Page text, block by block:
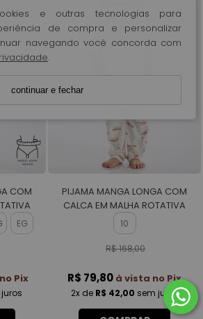
e outras tecnologias para
de compra e personalizar
navegando você concorda com
.
continuar e fechar
COM
EG
Pix
PIJAMA MANGA LONGA COM
CALCA EM MALHA ROTATIVA
FEMININO
10
R$ 168,00
R$ 79,80 à vista no Pix
2xde R$ 42,00 sem juros